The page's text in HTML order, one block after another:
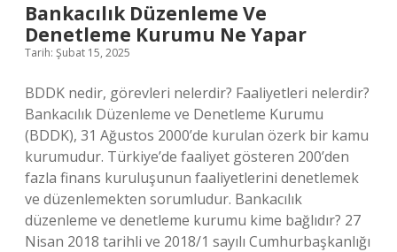
Bankacılık Düzenleme Ve
Denetleme Kurumu Ne Yapar
Tarih: Şubat 15, 2025
BDDK nedir, görevleri nelerdir? Faaliyetleri nelerdir?
Bankacılık Düzenleme ve Denetleme Kurumu
(BDDK), 31 Ağustos 2000’de kurulan özerk bir kamu
kurumudur. Türkiye’de faaliyet gösteren 200’den
fazla finans kuruluşunun faaliyetlerini denetlemek
ve düzenlemekten sorumludur. Bankacılık
düzenleme ve denetleme kurumu kime bağlıdır? 27
Nisan 2018 tarihli ve 2018/1 sayılı Cumhurbaşkanlığı